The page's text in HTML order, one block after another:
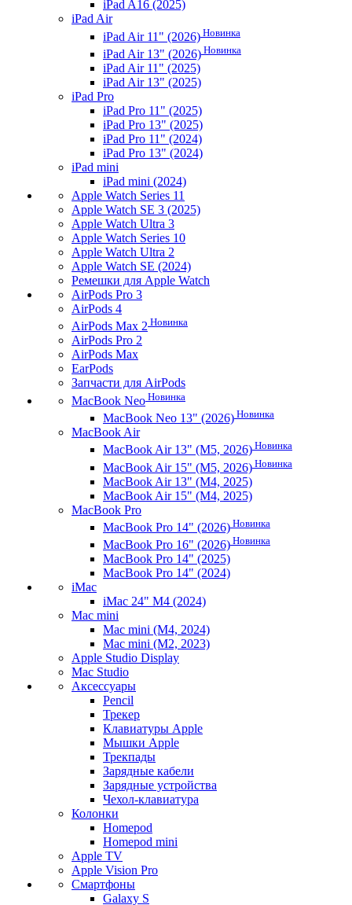
iPad A16 (2025)
iPad Air
iPad Air 11" (2026) Новинка
iPad Air 13" (2026) Новинка
iPad Air 11" (2025)
iPad Air 13" (2025)
iPad Pro
iPad Pro 11" (2025)
iPad Pro 13" (2025)
iPad Pro 11" (2024)
iPad Pro 13" (2024)
iPad mini
iPad mini (2024)
Apple Watch Series 11
Apple Watch SE 3 (2025)
Apple Watch Ultra 3
Apple Watch Series 10
Apple Watch Ultra 2
Apple Watch SE (2024)
Ремешки для Apple Watch
AirPods Pro 3
AirPods 4
AirPods Max 2 Новинка
AirPods Pro 2
AirPods Max
EarPods
Запчасти для AirPods
MacBook Neo Новинка
MacBook Neo 13" (2026) Новинка
MacBook Air
MacBook Air 13" (M5, 2026) Новинка
MacBook Air 15" (M5, 2026) Новинка
MacBook Air 13" (M4, 2025)
MacBook Air 15" (M4, 2025)
MacBook Pro
MacBook Pro 14" (2026) Новинка
MacBook Pro 16" (2026) Новинка
MacBook Pro 14" (2025)
MacBook Pro 14" (2024)
iMac
iMac 24" M4 (2024)
Mac mini
Mac mini (M4, 2024)
Mac mini (M2, 2023)
Apple Studio Display
Mac Studio
Аксессуары
Pencil
Трекер
Клавиатуры Apple
Мышки Apple
Трекпады
Зарядные кабели
Зарядные устройства
Чехол-клавиатура
Колонки
Homepod
Homepod mini
Apple TV
Apple Vision Pro
Смартфоны
Galaxy S